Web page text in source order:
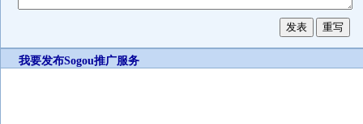
我要发布Sogou推广服务